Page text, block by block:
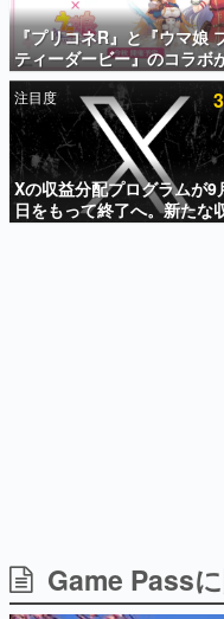
アプリセール情報
インタビュー
連載・特集
殿堂入り記
SNS拡散数が
ど。多くの人
事をまとめま
日本のコンテ
画です。
『プリコネR』と『ウマ娘
ティーダービー』のコラボ
定！“最大170連無料”の8.5
キャンペーンなども発表
注目度
Xの収益分配プログラムが9
日をもって終了へ。新たな
化制度「Original Content
Game Pass